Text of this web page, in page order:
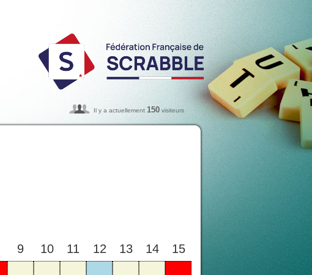
Il y a actuellement 150 visiteurs
9 10 11 12 13 14
15